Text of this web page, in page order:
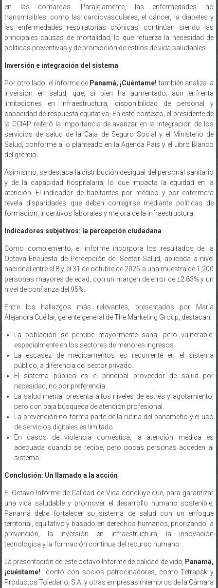
en las comarcas. Paralelamente, las enfermedades no
transmisibles, como las cardiovasculares, el cáncer, la diabetes y
las enfermedades respiratorias crónicas, continúan siendo las
principales causas de mortalidad, lo que refuerza la necesidad de
políticas preventivas y de promoción de estilos de vida saludables.
Inversión e integración del sistema
Por otro lado, el informe de Panamá, ¡Cuéntame! también analiza la
inversión en salud, que, si bien ha aumentado, aún enfrenta
limitaciones en infraestructura, disponibilidad de personal y
capacidad de respuesta equitativa. En este contexto, el presidente de
la CCIAP reiteró la importancia de avanzar en la integración de los
servicios de salud de la Caja de Seguro Social y el Ministerio de
Salud, conforme a lo planteado en la Agenda País y el Libro Blanco
del gremio.
Asimismo, se destaca la distribución desigual del personal sanitario
y de la capacidad hospitalaria, lo que impacta la equidad en la
atención. El indicador de habitantes por médico y por enfermera
revela disparidades que deben corregirse mediante políticas de
formación, incentivos laborales y mejora de la infraestructura.
Indicadores subjetivos: la percepción ciudadana
Como complemento, el informe incorpora los resultados de la
Octava Encuesta de Percepción del Sector Salud, aplicada a nivel
nacional entre el 8 y el 31 de octubre de 2025 a una muestra de 1,200
personas mayores de edad, con un margen de error de ±2.83% y un
nivel de confianza del 95%.
Entre los hallazgos más relevantes, presentados por María
Alejandra Cuéllar, gerente general de The Marketing Group, destacan:
La población se percibe mayormente sana, pero vulnerable,
especialmente en los sectores de menores ingresos.
La escasez de medicamentos es recurrente en el sistema
público, a diferencia del sector privado.
El sistema público es el principal proveedor de salud por
necesidad, no por preferencia.
La salud mental presenta altos niveles de estrés y agotamiento,
pero con baja búsqueda de atención profesional.
La prevención no forma parte de la rutina del panameño y el uso
de servicios digitales es limitado.
En casos de violencia doméstica, la atención médica es
adecuada cuando se recibe, pero pocas personas acceden al
sistema.
Conclusión: Un llamado a la acción
El Octavo Informe de Calidad de Vida concluye que, para garantizar
una vida saludable y promover el desarrollo humano sostenible,
Panamá debe fortalecer su sistema de salud con un enfoque
territorial, equitativo y basado en derechos humanos, priorizando la
prevención, la inversión en infraestructura, la innovación
tecnológica y la formación continua del recurso humano.
La presentación de este octavo Informe de calidad de vida,
Panamá,
¡cuéntame! contó con socios patrocinadores, como Tetrapak y
Productos Toledano, S.A. y otras empresas miembros de la Cámara